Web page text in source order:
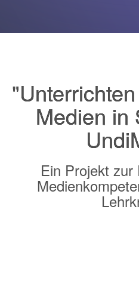
Medien in
Ein Projekt